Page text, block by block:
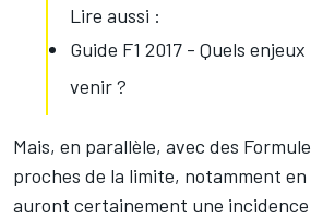
Lire aussi :
Guide F1 2017 - Quels
venir ?
Mais, en parallèle, avec des
proches de la limite, notamment
auront certainement une